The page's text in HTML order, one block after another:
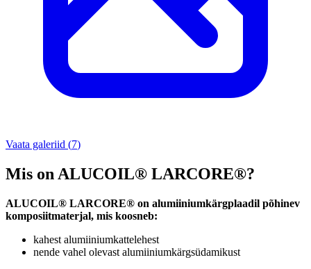
Vaata galeriid (7)
Mis on ALUCOIL® LARCORE®?
ALUCOIL® LARCORE® on alumiiniumkärgplaadil põhinev
komposiitmaterjal, mis koosneb:
kahest alumiiniumkattelehest
nende vahel olevast alumiiniumkärgsüdamikust